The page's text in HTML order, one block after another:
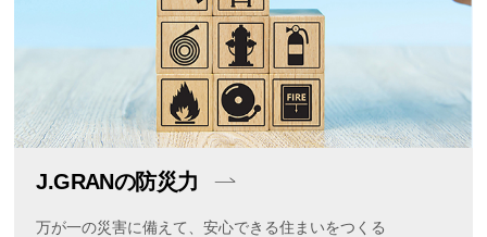
J.GRANの防災力
万が一の災害に備えて、安心できる住まいをつくる